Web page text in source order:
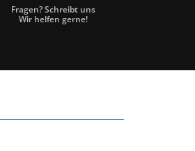
Fragen? Schreibt uns
Wir helfen gerne!